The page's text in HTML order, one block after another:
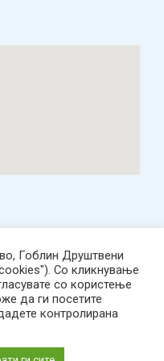
17:00
Rights Reserved.
број:
Гоблин Друштвени
Со кликнување
со користење
да ги посетите
контролирана